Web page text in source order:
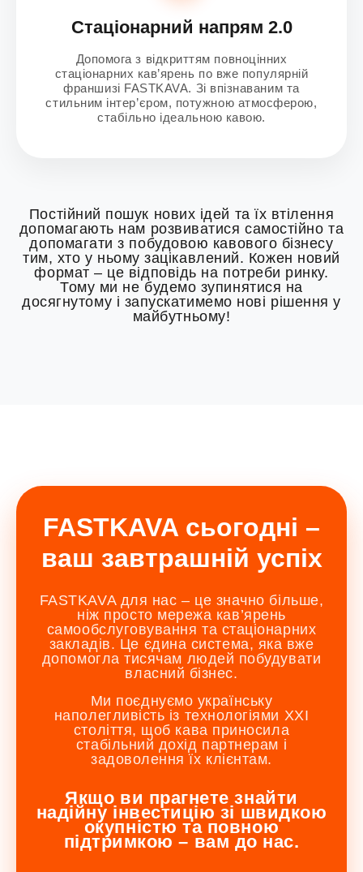
Стаціонарний напрям 2.0
Допомога з відкриттям повноцінних
стаціонарних кав’ярень по вже популярній
франшизі FASTKAVA. Зі впізнаваним та
стильним інтер’єром, потужною атмосферою,
стабільно ідеальною кавою.
Постійний пошук нових ідей та їх втілення
допомагають нам розвиватися самостійно та
допомагати з побудовою кавового бізнесу
тим, хто у ньому зацікавлений. Кожен новий
формат – це відповідь на потреби ринку.
Тому ми не будемо зупинятися на
досягнутому і запускатимемо нові рішення у
майбутньому!
FASTKAVA сьогодні –
ваш завтрашній успіх
FASTKAVA для нас – це значно більше,
ніж просто мережа кав’ярень
самообслуговування та стаціонарних
закладів. Це єдина система, яка вже
допомогла тисячам людей побудувати
власний бізнес.
Ми поєднуємо українську
наполегливість із технологіями XXI
століття, щоб кава приносила
стабільний дохід партнерам і
задоволення їх клієнтам.
Якщо ви прагнете знайти
надійну інвестицію зі швидкою
окупністю та повною
підтримкою – вам до нас.